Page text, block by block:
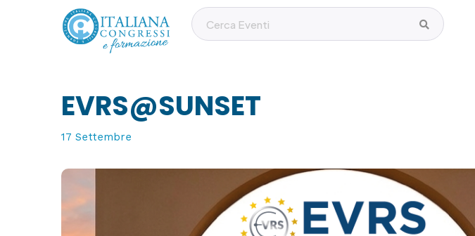
EVRS@SUNSET
17 Settembre